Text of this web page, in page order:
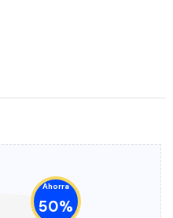
Ahorra
50%